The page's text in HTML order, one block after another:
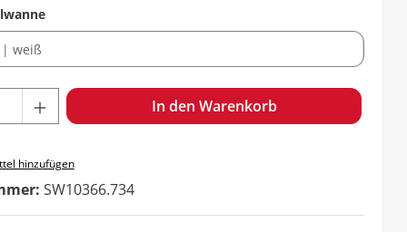
auswählen
Gib den gewünschten Wert ein oder benutze die
In den Warenkorb
hinzufügen
SW10366.734